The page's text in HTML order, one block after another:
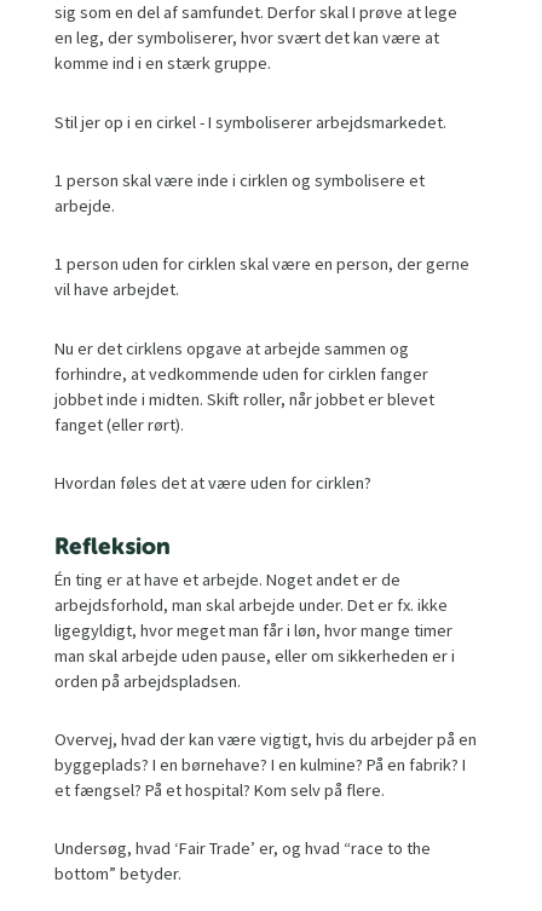
sig som en del af samfundet. Derfor skal I prøve at lege
en leg, der symboliserer, hvor svært det kan være at
komme ind i en stærk gruppe.
Stil jer op i en cirkel - I symboliserer arbejdsmarkedet.
1 person skal være inde i cirklen og symbolisere et
arbejde.
1 person uden for cirklen skal være en person, der gerne
vil have arbejdet.
Nu er det cirklens opgave at arbejde sammen og
forhindre, at vedkommende uden for cirklen fanger
jobbet inde i midten. Skift roller, når jobbet er blevet
fanget (eller rørt).
Hvordan føles det at være uden for cirklen?
Refleksion
Én ting er at have et arbejde. Noget andet er de
arbejdsforhold, man skal arbejde under. Det er fx. ikke
ligegyldigt, hvor meget man får i løn, hvor mange timer
man skal arbejde uden pause, eller om sikkerheden er i
orden på arbejdspladsen.
Overvej, hvad der kan være vigtigt, hvis du arbejder på en
byggeplads? I en børnehave? I en kulmine? På en fabrik? I
et fængsel? På et hospital? Kom selv på flere.
Undersøg, hvad ‘Fair Trade’ er, og hvad “race to the
bottom” betyder.